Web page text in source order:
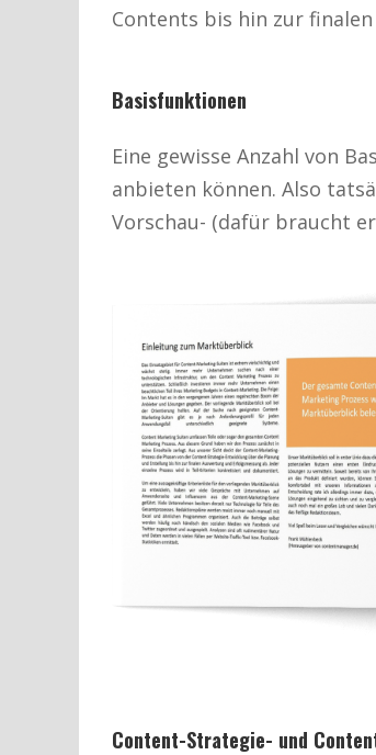
Contents bis hin zur
Basisfunktionen
Eine gewisse Anzahl von
anbieten können. Also
Vorschau- (dafür braucht
Content-Strategie- und